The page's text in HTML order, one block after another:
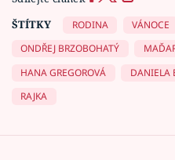
ŠTÍTKY
RODINA VÁNOCE
ONDŘEJ BRZOBOHATÝ
HANA GREGOROVÁ
DANIELA
RAJKA